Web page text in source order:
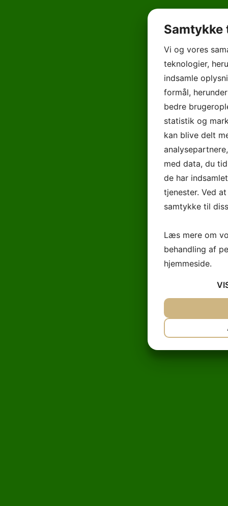
Vi og vores
teknologier,
indsamle
formål,
bedre
statistik og
kan blive delt
med data, du
de har
tjenester. Ved
samtykke til
Læs mere om
behandling af
hjemmeside.